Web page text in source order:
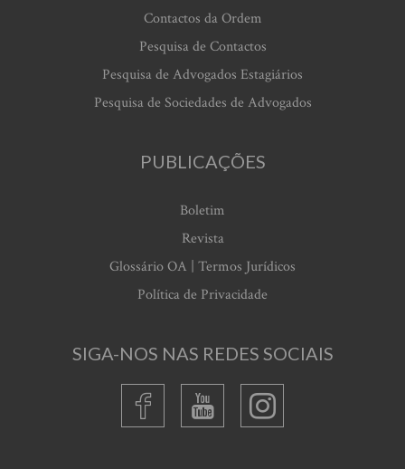
Contactos da Ordem
Pesquisa de Contactos
Pesquisa de Advogados Estagiários
Pesquisa de Sociedades de Advogados
PUBLICAÇÕES
Boletim
Revista
Glossário OA | Termos Jurídicos
Política de Privacidade
SIGA-NOS NAS REDES SOCIAIS